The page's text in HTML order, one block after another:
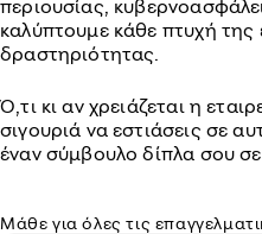
περιουσίας,
καλύπτουμε κάθε πτυχή της
δραστηριότητας.
Ό,τι κι αν χρειάζεται η
σιγουριά να εστιάσεις σε
έναν σύμβουλο δίπλα σου
Μάθε για όλες τις